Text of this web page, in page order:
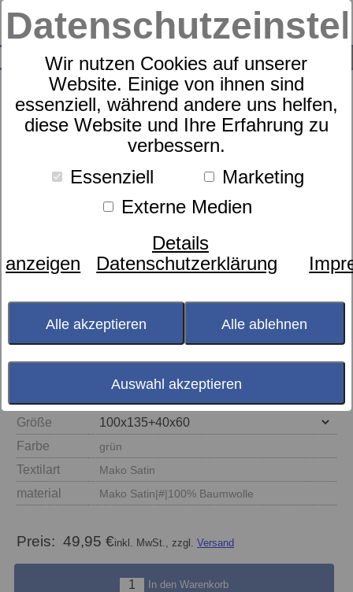
Wir nutzen Cookies auf unserer
Website. Einige von ihnen sind
essenziell, während andere uns helfen,
diese Website und Ihre Erfahrung zu
verbessern.
Essenziell
Marketing
Externe Medien
Details
anzeigen
Datenschutzerklärung
Alle akzeptieren Alle ablehnen
Auswahl akzeptieren
SUCHE
0
Lorenchen Mako Satin
Kinderbettwäsche Patsy Garnitur
Größe
Farbe
grün
Textilart Mako Satin
material Mako Satin|#|100% Baumwolle
Preis: 49,95 €inkl. MwSt., zzgl. Versand
In den Warenkorb